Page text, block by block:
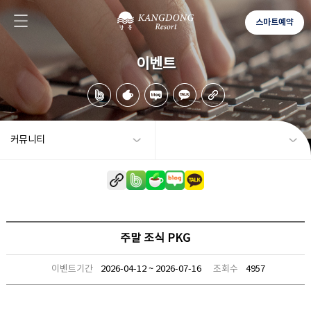
스마트예약
이벤트
커뮤니티
주말 조식 PKG
이벤트기간 2026-04-12 ~ 2026-07-16 조회수 4957